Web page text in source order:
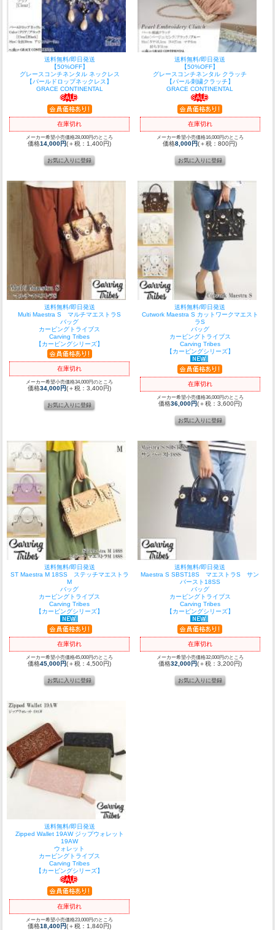
送料無料/即日発送
【50%OFF】
グレースコンチネンタル ネックレス
【パールドロップネックレス】
GRACE CONTINENTAL
在庫切れ
メーカー希望小売価格28,000円のところ
価格14,000円(＋税：1,400円)
送料無料/即日発送
【50%OFF】
グレースコンチネンタル クラッチ
【パール刺繍クラッチ】
GRACE CONTINENTAL
在庫切れ
メーカー希望小売価格16,000円のところ
価格8,000円(＋税：800円)
送料無料/即日発送
Multi Maestra S マルチマエストラS
バッグ
カービングトライブス
Carving Tribes
【カービングシリーズ】
在庫切れ
メーカー希望小売価格34,000円のところ
価格34,000円(＋税：3,400円)
送料無料/即日発送
Cutwork Maestra S カットワークマエスト
ラS
バッグ
カービングトライブス
Carving Tribes
【カービングシリーズ】
在庫切れ
メーカー希望小売価格36,000円のところ
価格36,000円(＋税：3,600円)
送料無料/即日発送
ST Maestra M 18SS ステッチマエストラ
M
バッグ
カービングトライブス
Carving Tribes
【カービングシリーズ】
在庫切れ
メーカー希望小売価格45,000円のところ
価格45,000円(＋税：4,500円)
送料無料/即日発送
Maestra S SBST18S マエストラS サン
バースト18SS
バッグ
カービングトライブス
Carving Tribes
【カービングシリーズ】
在庫切れ
メーカー希望小売価格32,000円のところ
価格32,000円(＋税：3,200円)
送料無料/即日発送
Zipped Wallet 19AW ジップウォレット
19AW
ウォレット
カービングトライブス
Carving Tribes
【カービングシリーズ】
在庫切れ
メーカー希望小売価格23,000円のところ
価格18,400円(＋税：1,840円)